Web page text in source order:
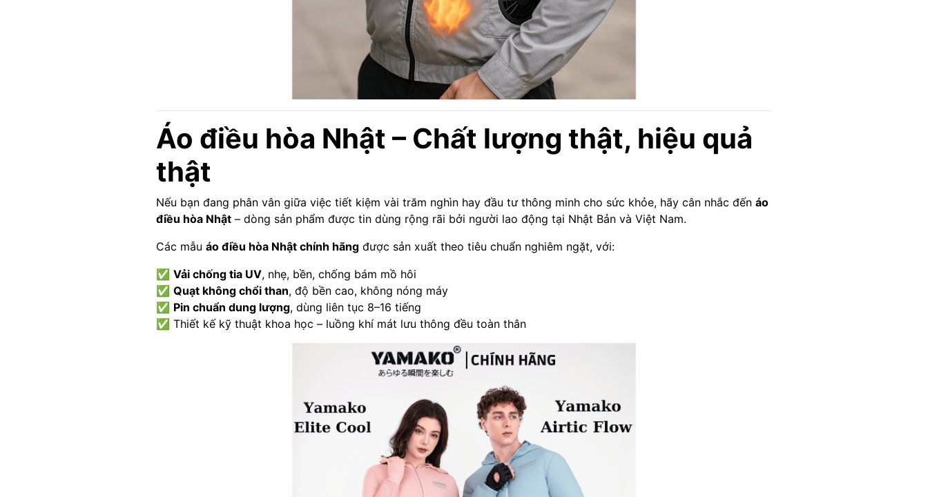
Áo điều hòa Nhật – Chất lượng thật, hiệu quả
thật
Nếu bạn đang phân vân giữa việc tiết kiệm vài trăm nghìn hay đầu tư thông minh cho sức khỏe, hãy cân nhắc đến áo
điều hòa Nhật– dòng sản phẩm được tin dùng rộng rãi bởi người lao động tại Nhật Bản và Việt Nam.
Các mẫu áo điều hòa Nhật chính hãngđược sản xuất theo tiêu chuẩn nghiêm ngặt, với:
✅ Vải chống tia UV, nhẹ, bền, chống bám mồ hôi
✅ Quạt không chổi than, độ bền cao, không nóng máy
✅ Pin chuẩn dung lượng, dùng liên tục 8–16 tiếng
✅ Thiết kế kỹ thuật khoa học – luồng khí mát lưu thông đều toàn thân